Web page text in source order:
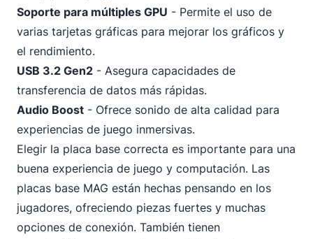
Soporte para múltiples GPU - Permite el uso de
varias tarjetas gráficas para mejorar los gráficos y
el rendimiento.
USB 3.2 Gen2 - Asegura capacidades de
transferencia de datos más rápidas.
Audio Boost - Ofrece sonido de alta calidad para
experiencias de juego inmersivas.
Elegir la placa base correcta es importante para una
buena experiencia de juego y computación. Las
placas base MAG están hechas pensando en los
jugadores, ofreciendo piezas fuertes y muchas
opciones de conexión. También tienen